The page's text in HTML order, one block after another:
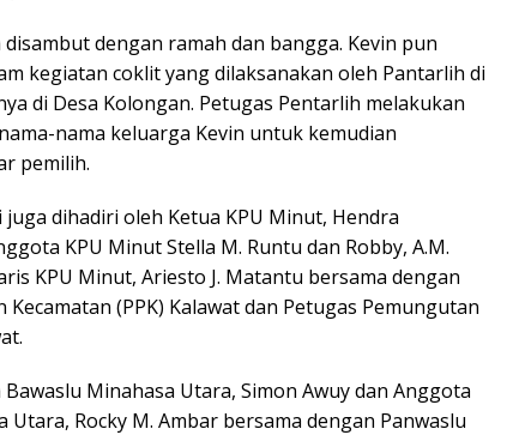
dengan ramah dan bangga. Kevin pun
kegiatan coklit yang dilaksanakan oleh Pantarlih di
di Desa Kolongan. Petugas Pentarlih melakukan
nama keluarga Kevin untuk kemudian
pemilih.
dihadiri oleh Ketua KPU Minut, Hendra
KPU Minut Stella M. Runtu dan Robby, A.M.
KPU Minut, Ariesto J. Matantu bersama dengan
Kecamatan (PPK) Kalawat dan Petugas Pemungutan
Minahasa Utara, Simon Awuy dan Anggota
Utara, Rocky M. Ambar bersama dengan Panwaslu